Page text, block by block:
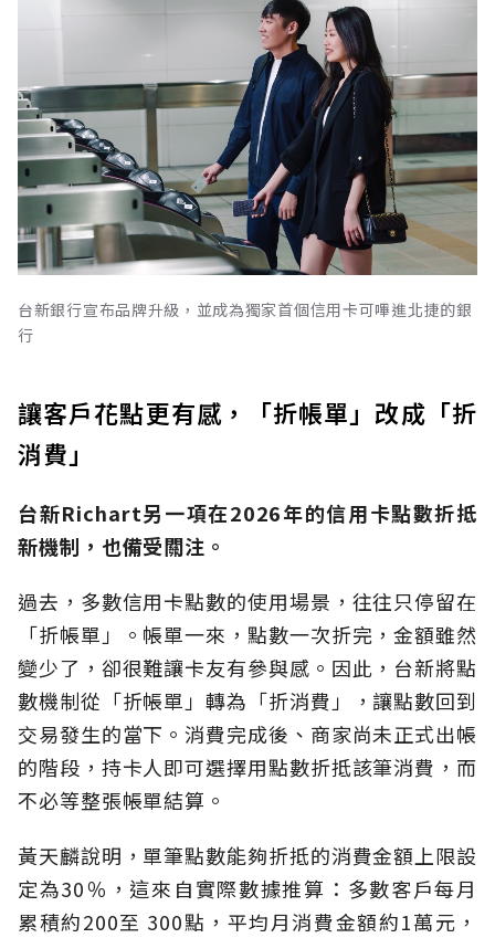
台新銀行宣布品牌升級，並成為獨家首個信用卡可嗶進北捷的銀
行
讓客戶花點更有感，「折帳單」改成「折
消費」
台新Richart另一項在2026年的信用卡點數折抵
新機制，也備受關注。
過去，多數信用卡點數的使用場景，往往只停留在
「折帳單」。帳單一來，點數一次折完，金額雖然
變少了，卻很難讓卡友有參與感。因此，台新將點
數機制從「折帳單」轉為「折消費」，讓點數回到
交易發生的當下。消費完成後、商家尚未正式出帳
的階段，持卡人即可選擇用點數折抵該筆消費，而
不必等整張帳單結算。
黃天麟說明，單筆點數能夠折抵的消費金額上限設
定為30％，這來自實際數據推算：多數客戶每月
累積約200至 300點，平均月消費金額約1萬元，